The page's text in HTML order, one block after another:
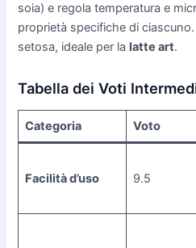
soia) e regola temperatura e
proprietà specifiche di
setosa, ideale per la latte art.
Tabella dei Voti
Categoria Voto
Facilità d’uso 9.5